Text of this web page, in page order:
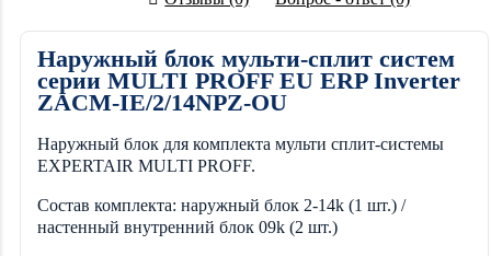
Наружный блок мульти-сплит систем
серии MULTI PROFF EU ERP Inverter
ZACM-IE/2/14NPZ-OU
Наружный блок для комплекта мульти сплит-системы
EXPERTAIR MULTI PROFF.
Состав комплекта: наружный блок 2-14k (1 шт.) /
настенный внутренний блок 09k (2 шт.)